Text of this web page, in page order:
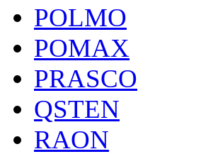
POLMO
POMAX
PRASCO
QSTEN
RAON